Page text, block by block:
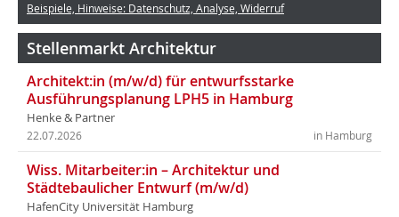
Beispiele, Hinweise: Datenschutz, Analyse, Widerruf
Stellenmarkt Architektur
Architekt:in (m/w/d) für entwurfsstarke
Ausführungsplanung LPH5 in Hamburg
Henke & Partner
in Hamburg
22.07.2026
Wiss. Mitarbeiter:in – Architektur und
Städtebaulicher Entwurf (m/w/d)
HafenCity Universität Hamburg